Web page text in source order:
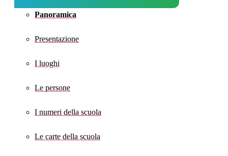
Panoramica
Presentazione
I luoghi
Le persone
I numeri della scuola
Le carte della scuola